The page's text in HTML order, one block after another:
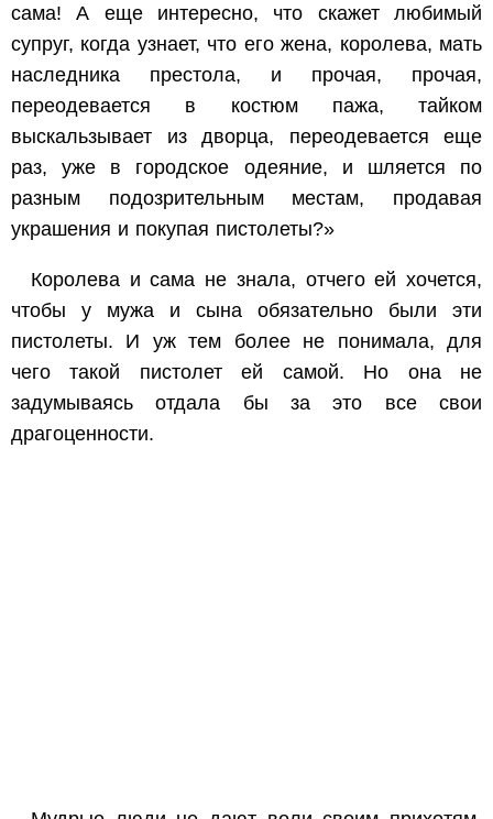
сама! А еще интересно, что скажет любимый
супруг, когда узнает, что его жена, королева, мать
наследника престола, и прочая, прочая,
переодевается в костюм пажа, тайком
выскальзывает из дворца, переодевается еще
раз, уже в городское одеяние, и шляется по
разным подозрительным местам, продавая
украшения и покупая пистолеты?»
Королева и сама не знала, отчего ей хочется,
чтобы у мужа и сына обязательно были эти
пистолеты. И уж тем более не понимала, для
чего такой пистолет ей самой. Но она не
задумываясь отдала бы за это все свои
драгоценности.